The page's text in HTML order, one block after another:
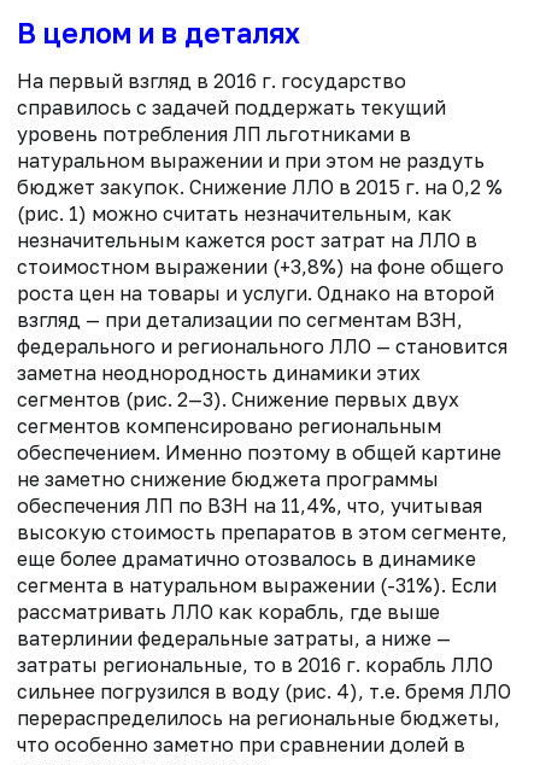
В целом и в деталях
На первый взгляд в 2016 г. государство
справилось с задачей поддержать текущий
уровень потребления ЛП льготниками в
натуральном выражении и при этом не раздуть
бюджет закупок. Снижение ЛЛО в 2015 г. на 0,2 %
(рис. 1) можно считать незначительным, как
незначительным кажется рост затрат на ЛЛО в
стоимостном выражении (+3,8%) на фоне общего
роста цен на товары и услуги. Однако на второй
взгляд — при детализации по сегментам ВЗН,
федерального и регионального ЛЛО — становится
заметна неоднородность динамики этих
сегментов (рис. 2—3). Снижение первых двух
сегментов компенсировано региональным
обеспечением. Именно по­этому в общей картине
не заметно снижение бюджета программы
обеспечения ЛП по ВЗН на 11,4%, что, учитывая
высокую стоимость препаратов в этом сегменте,
еще более драматично отозвалось в динамике
сегмента в натуральном выражении (-31%). Если
рассматривать ЛЛО как корабль, где выше
ватерлинии федеральные затраты, а ниже —
затраты региональные, то в 2016 г. корабль ЛЛО
сильнее погрузился в воду (рис. 4), т.е. бремя ЛЛО
перераспределилось на региональные бюджеты,
что особенно заметно при сравнении долей в